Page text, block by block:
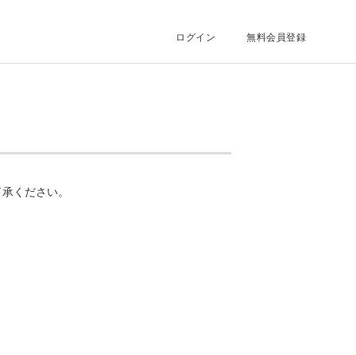
ログイン 無料会員登録
ください。